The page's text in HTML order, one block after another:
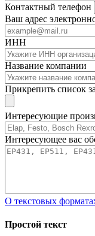
Контактный телефон
Ваш адрес
ИНН
Название компании
Прикрепить список
Интересующие
Интересующее вас
О текстовых
Простой текст